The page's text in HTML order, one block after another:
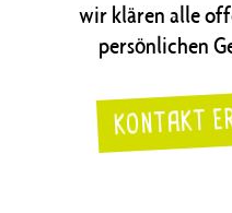
wir klären alle
persönlichen
KONTAKT